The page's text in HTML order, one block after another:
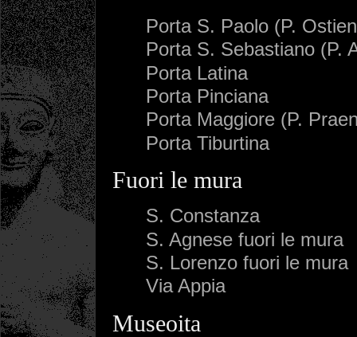
Porta S. Paolo (P.
Porta S. Sebastiano (P.
Porta Latina
Porta Pinciana
Porta Maggiore (P.
Porta Tiburtina
Fuori le mura
S. Constanza
S. Agnese fuori le mura
S. Lorenzo fuori le mura
Via Appia
Museoita